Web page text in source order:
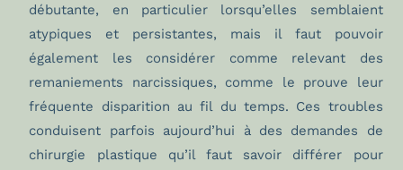
débutante, en particulier lorsqu’elles semblaient
atypiques et persistantes, mais il faut pouvoir
également les considérer comme relevant des
remaniements narcissiques, comme le prouve leur
fréquente disparition au fil du temps. Ces troubles
conduisent parfois aujourd’hui à des demandes de
chirurgie plastique qu’il faut savoir différer pour